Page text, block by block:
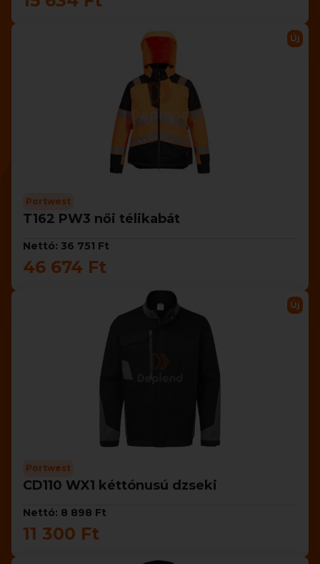
Új
Portwest
T162 PW3 női télikabát
Nettó: 36 751 Ft
46 674 Ft
Új
Portwest
CD110 WX1 kéttónusú dzseki
Nettó: 8 898 Ft
11 300 Ft